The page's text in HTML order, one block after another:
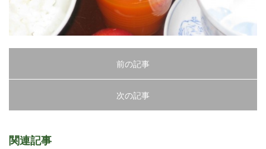
前の記事
次の記事
関連記事